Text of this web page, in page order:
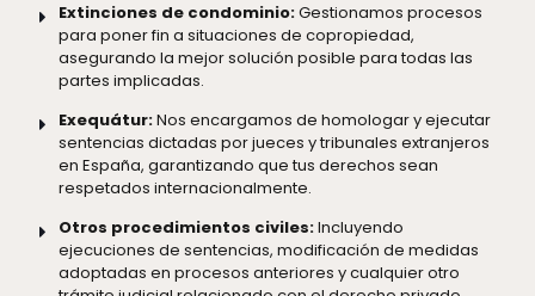
Extinciones de condominio:Gestionamos procesos
para poner fin a situaciones de copropiedad,
asegurando la mejor solución posible para todas las
partes implicadas.
Exequátur:Nos encargamos de homologar y ejecutar
sentencias dictadas por jueces y tribunales extranjeros
en España, garantizando que tus derechos sean
respetados internacionalmente.
Otros procedimientos civiles:Incluyendo
ejecuciones de sentencias, modificación de medidas
adoptadas en procesos anteriores y cualquier otro